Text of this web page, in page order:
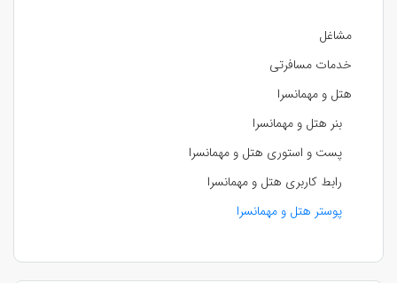
مشاغل
خدمات مسافرتی
هتل و مهمانسرا
بنر هتل و مهمانسرا
پست و استوری هتل و مهمانسرا
رابط کاربری هتل و مهمانسرا
پوستر هتل و مهمانسرا